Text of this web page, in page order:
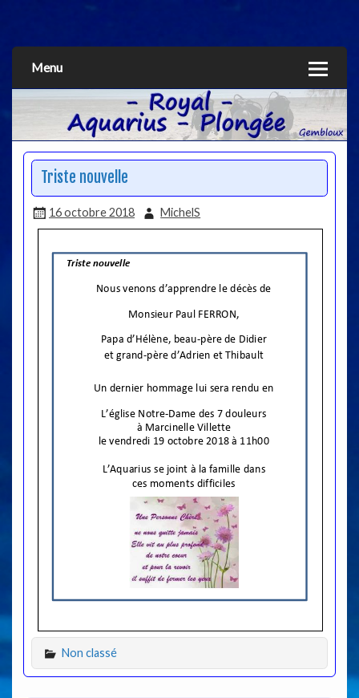
Menu
Triste nouvelle
16 octobre 2018 MichelS
Non classé